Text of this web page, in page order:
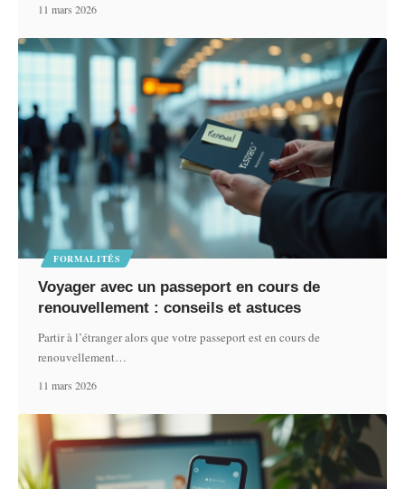
11 mars 2026
FORMALITÉS
Voyager avec un passeport en cours de
renouvellement : conseils et astuces
Partir à l’étranger alors que votre passeport est en cours de
renouvellement…
11 mars 2026